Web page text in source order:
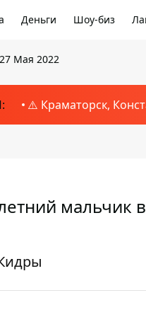
Деньги Шоу-биз
Мая 2022
⚠️ Краматорск,
мальчик